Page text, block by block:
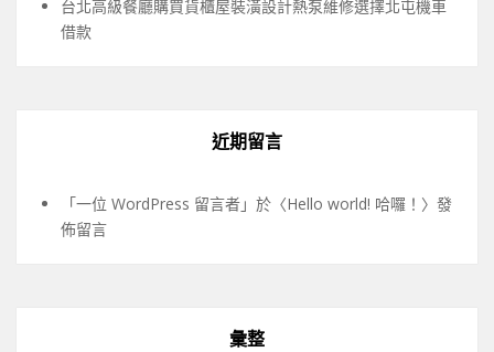
台北高級餐廳購買貨櫃屋裝潢設計熱泵維修選擇北屯機車
借款
近期留言
「一位 WordPress 留言者 」於〈Hello world! 哈囉！ 〉發
佈留言
彙整